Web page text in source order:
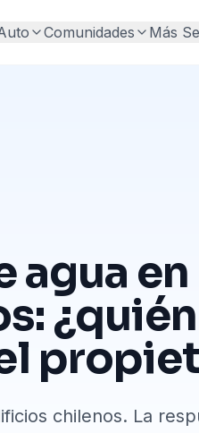
Comunidades Más
agua en
¿quién
chilenos. La